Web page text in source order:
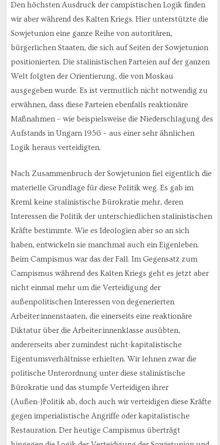
Den höchsten Ausdruck der campistischen Logik finden
wir aber während des Kalten Kriegs. Hier unterstützte die
Sowjetunion eine ganze Reihe von autoritären,
bürgerlichen Staaten, die sich auf Seiten der Sowjetunion
positionierten. Die stalinistischen Parteien auf der ganzen
Welt folgten der Orientierung, die von Moskau
ausgegeben wurde. Es ist vermutlich nicht notwendig zu
erwähnen, dass diese Parteien ebenfalls reaktionäre
Maßnahmen – wie beispielsweise die Niederschlagung des
Aufstands in Ungarn 1956 – aus einer sehr ähnlichen
Logik heraus verteidigten.
Nach Zusammenbruch der Sowjetunion fiel eigentlich die
materielle Grundlage für diese Politik weg. Es gab im
Kreml keine stalinistische Bürokratie mehr, deren
Interessen die Politik der unterschiedlichen stalinistischen
Kräfte bestimmte. Wie es Ideologien aber so an sich
haben, entwickeln sie manchmal auch ein Eigenleben.
Beim Campismus war das der Fall. Im Gegensatz zum
Campismus während des Kalten Kriegs geht es jetzt aber
nicht einmal mehr um die Verteidigung der
außenpolitischen Interessen von degenerierten
Arbeiter:innenstaaten, die einerseits eine reaktionäre
Diktatur über die Arbeiter:innenklasse ausübten,
andererseits aber zumindest nicht-kapitalistische
Eigentumsverhältnisse erhielten. Wir lehnen zwar die
politische Unterordnung unter diese stalinistische
Bürokratie und das stumpfe Verteidigen ihrer
(Außen-)Politik ab, doch auch wir verteidigen diese Kräfte
gegen imperialistische Angriffe oder kapitalistische
Restauration. Der heutige Campismus überträgt